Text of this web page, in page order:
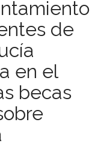
de
en el
becas